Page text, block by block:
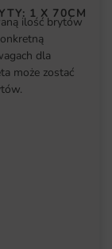
1 X 70CM
ilość brytów
dla
może zostać